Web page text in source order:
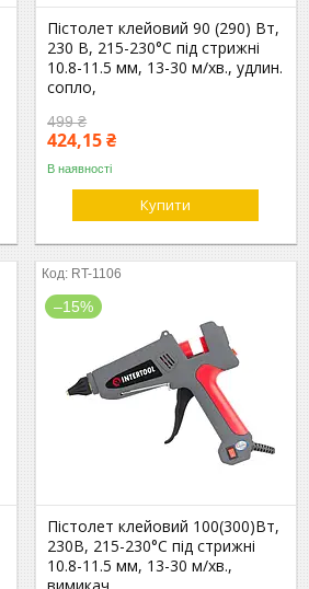
Пістолет клейовий 90 (290) Вт,
230 В, 215-230°C під стрижні
10.8-11.5 мм, 13-30 м/хв., удлин.
сопло,
499 ₴
424,15 ₴
В наявності
Купити
RT-1106
–15%
Пістолет клейовий 100(300)Вт,
230В, 215-230°C під стрижні
10.8-11.5 мм, 13-30 м/хв.,